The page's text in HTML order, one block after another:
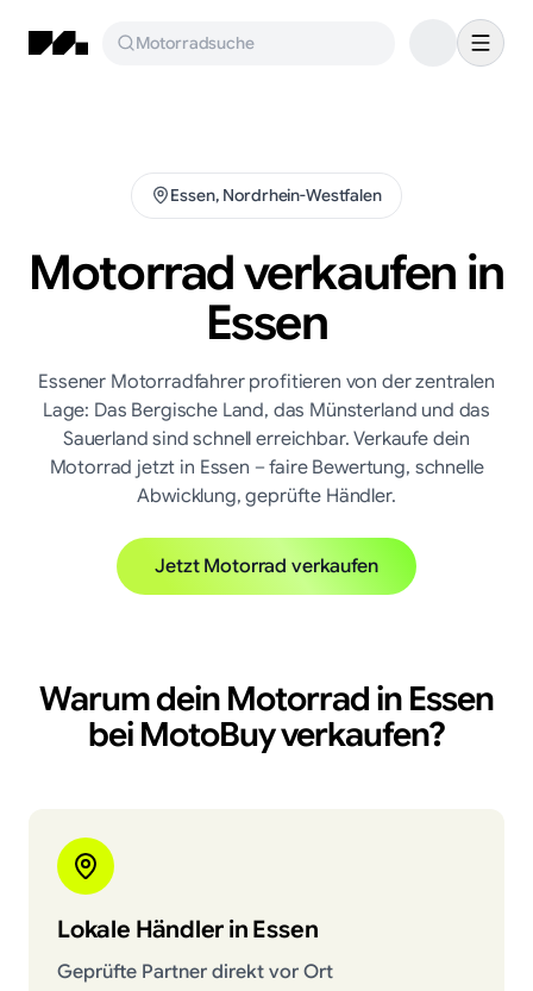
Motorradsuche
Essen,Nordrhein-Westfalen
Motorrad verkaufen in
Essen
Essener Motorradfahrer profitieren von der zentralen
Lage: Das Bergische Land, das Münsterland und das
Sauerland sind schnell erreichbar. Verkaufe dein
Motorrad jetzt in Essen – faire Bewertung, schnelle
Abwicklung, geprüfte Händler.
Jetzt Motorrad verkaufen
Warum dein Motorrad inEssen
bei MotoBuy verkaufen?
Lokale Händler in Essen
Geprüfte Partner direkt vor Ort